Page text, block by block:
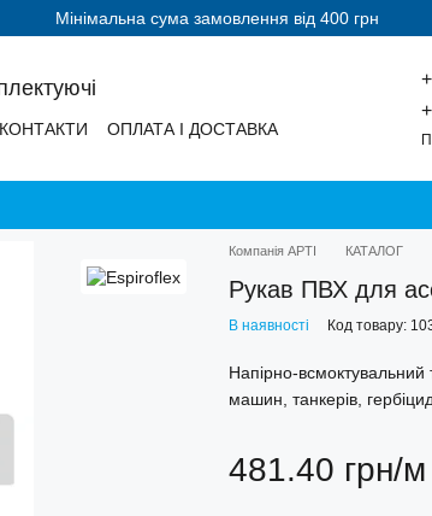
Мінімальна сума замовлення від 400 грн
КОНТАКТИ
ОПЛАТА І ДОСТАВКА
Компанія АРТІ КАТАЛОГ
Рукав ПВХ для
В наявності Код товару:
Напірно-всмоктувальний
машин, танкерів,
481.40 грн/м